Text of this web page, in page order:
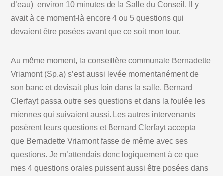
d’eau) environ 10 minutes de la Salle du Conseil. Il y
avait à ce moment-là encore 4 ou 5 questions qui
devaient être posées avant que ce soit mon tour.
Au même moment, la conseillère communale Bernadette
Vriamont (Sp.a) s’est aussi levée momentanément de
son banc et devisait plus loin dans la salle. Bernard
Clerfayt passa outre ses questions et dans la foulée les
miennes qui suivaient aussi. Les autres intervenants
posèrent leurs questions et Bernard Clerfayt accepta
que Bernadette Vriamont fasse de même avec ses
questions. Je m’attendais donc logiquement à ce que
mes 4 questions orales puissent aussi être posées dans